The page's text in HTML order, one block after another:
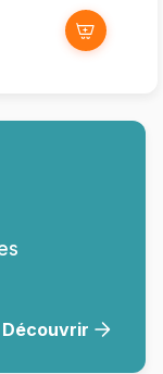
Découvrir